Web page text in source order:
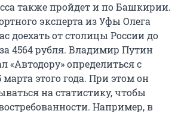
также пройдет и по Башкирии.
эксперта из Уфы Олега
доехать от столицы России до
4564 рубля. Владимир Путин
«Автодору» определиться с
этого года. При этом он
на статистику, чтобы
Например, в